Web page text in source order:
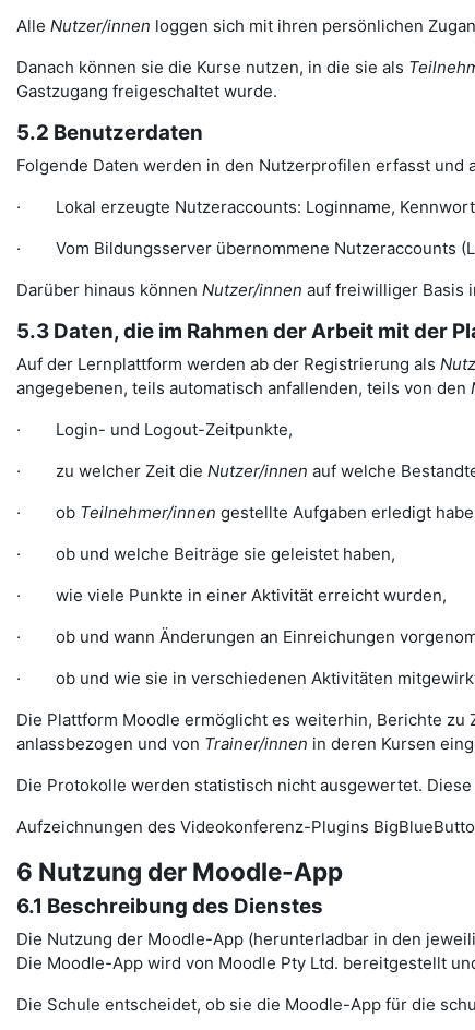
Alle Nutzer/innen loggen sich mit ihren persönlichen
Danach können sie die Kurse nutzen, in die sie als
Gastzugang freigeschaltet wurde.
5.2 Benutzerdaten
Folgende Daten werden in den Nutzerprofilen erfasst und
· Lokal erzeugte Nutzeraccounts: Loginname,
· Vom Bildungsserver übernommene Nutzeraccounts
Darüber hinaus können Nutzer/innen auf freiwilliger Basis
5.3 Daten, die im Rahmen der Arbeit mit der
Auf der Lernplattform werden ab der Registrierung als
angegebenen, teils automatisch anfallenden, teils von den
· Login- und Logout-Zeitpunkte,
· zu welcher Zeit die Nutzer/innen auf welche
· ob Teilnehmer/innen gestellte Aufgaben erledigt
· ob und welche Beiträge sie geleistet haben,
· wie viele Punkte in einer Aktivität erreicht wurden,
· ob und wann Änderungen an Einreichungen
· ob und wie sie in verschiedenen Aktivitäten
Die Plattform Moodle ermöglicht es weiterhin, Berichte
anlassbezogen und von Trainer/innen in deren Kursen
Die Protokolle werden statistisch nicht ausgewertet.
Aufzeichnungen des Videokonferenz-Plugins
6 Nutzung der Moodle-App
6.1 Beschreibung des Dienstes
Die Nutzung der Moodle-App (herunterladbar in den
Die Moodle-App wird von Moodle Pty Ltd. bereitgestellt
Die Schule entscheidet, ob sie die Moodle-App für die